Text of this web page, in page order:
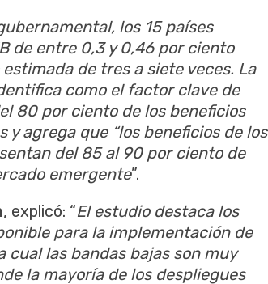
los 15 países
de entre 0,3 y 0,46 por ciento
de tres a siete veces. La
como el factor clave de
80 por ciento de los beneficios
agrega que “los beneficios de los
del 85 al 90 por ciento de
emergente”.
, explicó: “El estudio destaca los
para la implementación de
las bandas bajas son muy
la mayoría de los despliegues